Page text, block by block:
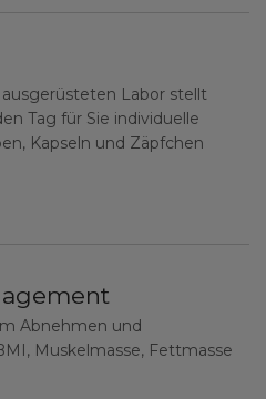
Labor stellt
Tag für Sie individuelle
Kapseln und Zäpfchen
Abnehmen und
Muskelmasse, Fettmasse